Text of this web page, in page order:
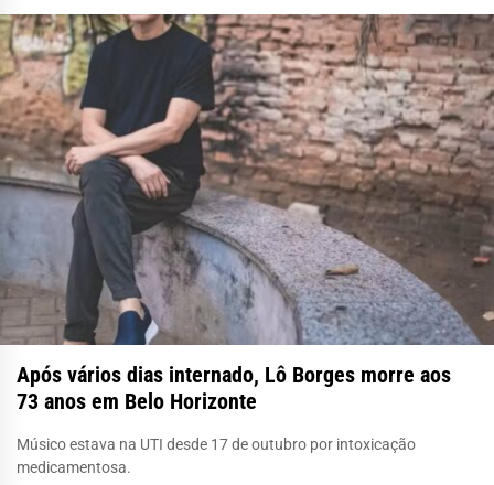
Após vários dias internado, Lô Borges morre aos
73 anos em Belo Horizonte
Músico estava na UTI desde 17 de outubro por intoxicação
medicamentosa.